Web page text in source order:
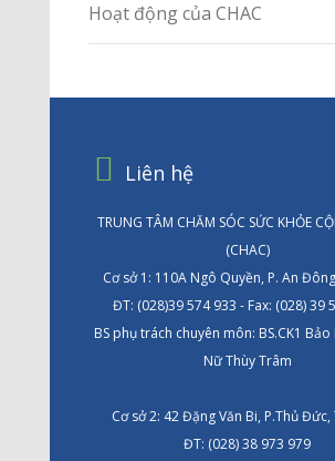
Hoạt động của CHAC
Liên hệ
TRUNG TÂM CHĂM SÓC SỨC KHỎE
(CHAC)
Cơ sở 1: 110A Ngô Quyền, P. An
ĐT: (028)39 574 933 - Fax: (028) 39
BS phụ trách chuyên môn: BS.CK1
Nữ Thùy Trâm
Cơ sở 2: 42 Đặng Văn Bi, P.Thủ Đức,
ĐT: (028) 38 973 979